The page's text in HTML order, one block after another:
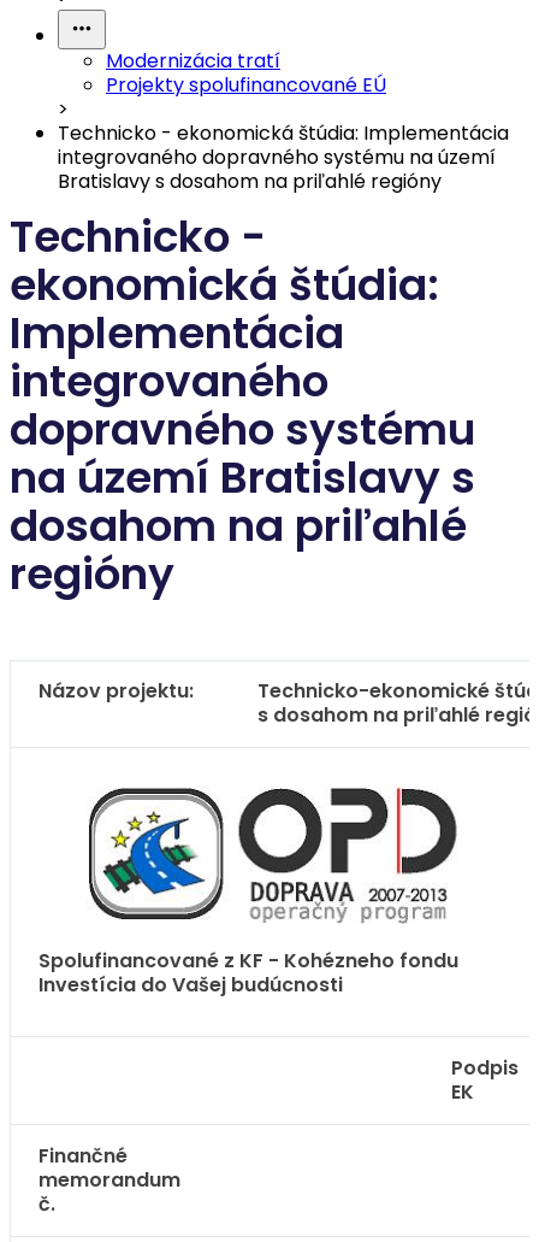
Modernizácia tratí
Projekty spolufinancované EÚ
>
Technicko - ekonomická štúdia: Implementácia
integrovaného dopravného systému na území
Bratislavy s dosahom na priľahlé regióny
Technicko -
ekonomická štúdia:
Implementácia
integrovaného
dopravného systému
na území Bratislavy s
dosahom na priľahlé
regióny
Názov projektu:
Technicko-ekonomické
s dosahom na priľahlé
Spolufinancované z KF - Kohézneho fondu
Investícia do Vašej budúcnosti
Podpis
EK
Finančné
memorandum
č.